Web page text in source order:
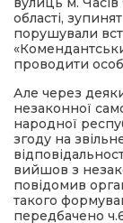
області,
порушували
проводити
Але через
незаконної
народної
згоду на
вийшов з
повідомив
такого
передбачено